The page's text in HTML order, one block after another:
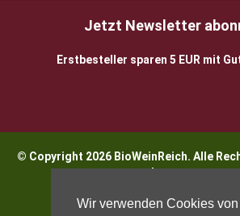
Wir verwenden Cookies
Jetzt Newsletter
Erstbesteller sparen 5 EUR mit
© Copyright 2026 BioWeinReich. Alle
Impressum